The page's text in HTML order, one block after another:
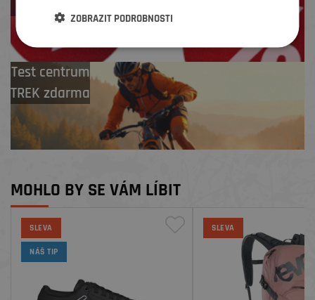
Test centrum
TREK zdarma
MOHLO BY SE VÁM LÍBIT
SLEVA
NÁŠ TIP
SLEVA
ZOBRAZIT PODROBNOSTI